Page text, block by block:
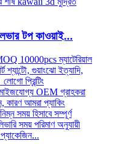
টপ কাওয়াই...
10000pcs ম্যাটেরিয়াল
গুয়াংঝো ইত্যাদি,
প্রিন্টিং
OEM গ্রাহকরা
কারণ আমরা প্যাকিং
সময় হিসাবে সম্পূর্ণ
সময় পরিমাণ অনুযায়ী